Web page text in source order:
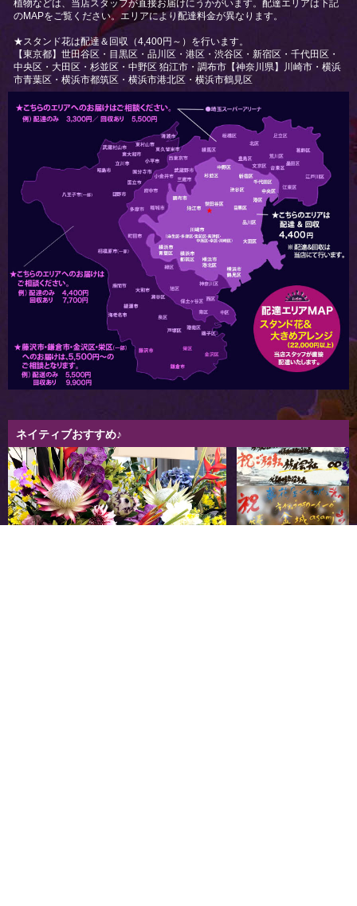
植物などは、当店スタッフが直接お届けにうかがいます。配達エリアは下記
のMAPをご覧ください。エリアにより配達料金が異なります。
★スタンド花は配達＆回収（4,400円～）を行います。
【東京都】世田谷区・目黒区・品川区・港区・渋谷区・新宿区・千代田区・
中央区・大田区・杉並区・中野区 狛江市・調布市【神奈川県】川崎市・横浜
市青葉区・横浜市都筑区・横浜市港北区・横浜市鶴見区
ネイティブおすすめ♪